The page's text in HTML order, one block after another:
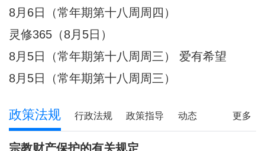
们。」（伯前 5:7）今日行动：把一
件放心不下的事，
8月6日（常年期第十八周周四）
灵修365（8月5日）
8月5日（常年期第十八周周三） 爱有希望
8月5日（常年期第十八周周三）
更多
政策法规 行政法规 政策指导 动态
宗教财产保护的有关规定